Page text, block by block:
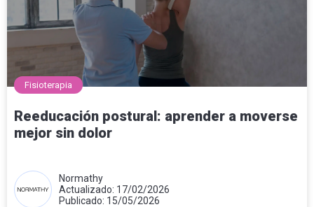
Fisioterapia
Reeducación postural: aprender a moverse
mejor sin dolor
Normathy
Actualizado: 17/02/2026
Publicado: 15/05/2026